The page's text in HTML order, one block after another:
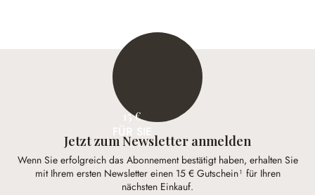
15 €
Jetzt zum Newsletter anmelden
Wenn Sie erfolgreich das Abonnement bestätigt haben, erhalten Sie
mit Ihrem ersten Newsletter einen 15 € Gutschein¹ für Ihren
nächsten Einkauf.